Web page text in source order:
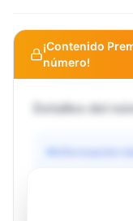
¡Contenido
número!
Detalles del
Información